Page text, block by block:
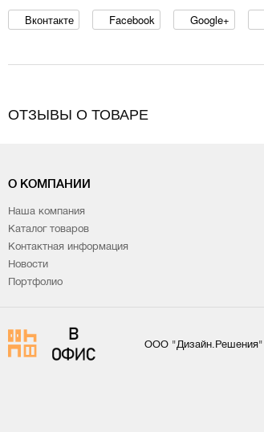
Вконтакте Facebook Google+
ОТЗЫВЫ О ТОВАРЕ
О КОМПАНИИ
Наша компания
Каталог товаров
Контактная информация
Новости
Портфолио
ООО "Дизайн.Решения"